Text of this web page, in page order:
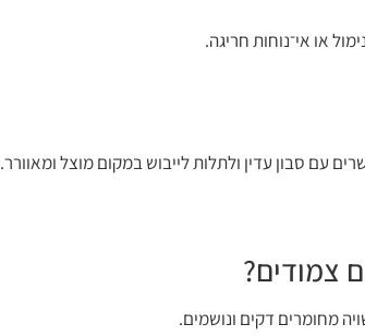
או אי־נוחות חריגה.
עם סבון עדין ולתלות לייבוש במקום מוצל ומאוורר.
צמודים?
מחומרים דקים ונושמים.